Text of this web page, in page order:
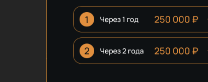
50 га земли
30% годовых